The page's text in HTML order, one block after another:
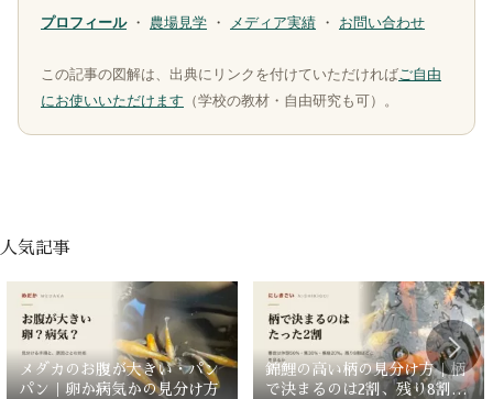
プロフィール・ 農場見学 ・ メディア実績 ・ お問い合わせ
この記事の図解は、出典にリンクを付けていただければ ご自由
にお使いいただけます （学校の教材・自由研究も可）。
人気記事
メダカのお腹が大きい・パン
パン｜卵か病気かの見分け方
錦鯉の高い柄の見分け方｜柄
で決まるのは2割、残り8割は